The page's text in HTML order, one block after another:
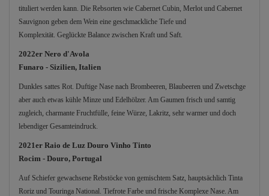
tituliert werden kann. Die Rebsorten wie Cabernet Cubin, Merlot und Cabernet
Sauvignon geben dem Wein eine geschmackliche Tiefe und
Komplexität. Geglückte Balance zwischen Kraft und Saft.
2022er Nero d'Avola
Funaro - Sizilien, Italien
Dunkles sattes Rot. Duftige Nase nach Brombeeren, Blaubeeren und Zwetschge
aber auch etwas kühle Minze und Edelhölzer. Am Gaumen frisch und samtig
zugleich, charmante Fruchtfülle, feine Würze, Lakritz, sehr warmer und doch
lebendiger Gesamteindruck.
2021er Raio de Luz Douro Vinho Tinto
Rocim - Douro, Portugal
Auf Schiefer gewachsene Rebstöcke von gemischtem Satz, hauptsächlich Tinta
Roriz und Touringa National. Tiefrote Farbe und frische Komplexe Nase. Am